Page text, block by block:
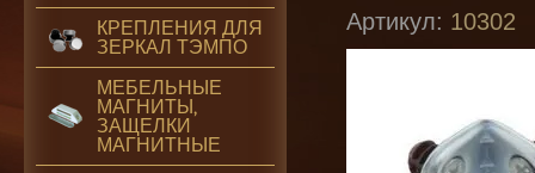
Артикул: 10302
Купить
КРЕПЛЕНИЯ ДЛЯ
ЗЕРКАЛ ТЭМПО
МЕБЕЛЬНЫЕ
МАГНИТЫ,
ЗАЩЕЛКИ
МАГНИТНЫЕ